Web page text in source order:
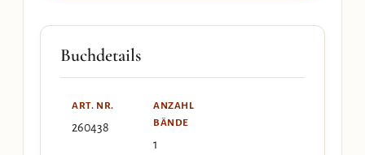
Buchdetails
ART. NR.
260438
ANZAHL
BÄNDE
1